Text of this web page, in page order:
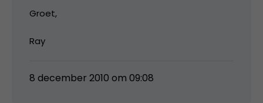
Groet,
Ray
8 december 2010 om 09:08